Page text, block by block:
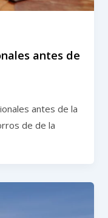
antes de
antes de la
de de la